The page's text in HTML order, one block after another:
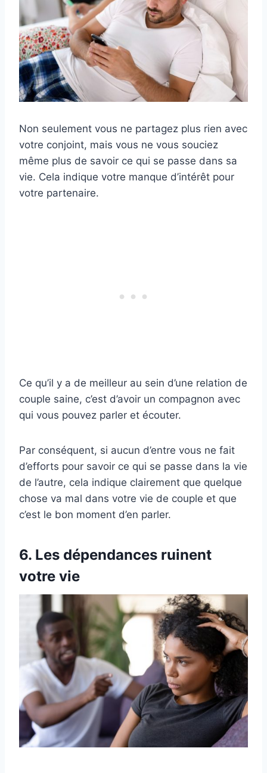
Non seulement vous ne partagez plus rien avec
votre conjoint, mais vous ne vous souciez
même plus de savoir ce qui se passe dans sa
vie. Cela indique votre manque d’intérêt pour
votre partenaire.
Ce qu’il y a de meilleur au sein d’une relation de
couple saine, c’est d’avoir un compagnon avec
qui vous pouvez parler et écouter.
Par conséquent, si aucun d’entre vous ne fait
d’efforts pour savoir ce qui se passe dans la vie
de l’autre, cela indique clairement que quelque
chose va mal dans votre vie de couple et que
c’est le bon moment d’en parler.
6. Les dépendances ruinent
votre vie